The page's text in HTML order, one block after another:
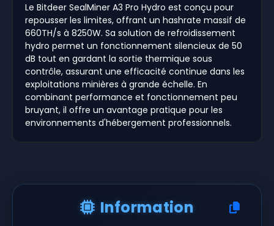
Le Bitdeer SealMiner A3 Pro Hydro est conçu pour
repousser les limites, offrant un hashrate massif de
660TH/s à 8250W. Sa solution de refroidissement
hydro permet un fonctionnement silencieux de 50
dB tout en gardant la sortie thermique sous
contrôle, assurant une efficacité continue dans les
exploitations minières à grande échelle. En
combinant performance et fonctionnement peu
bruyant, il offre un avantage pratique pour les
environnements d'hébergement professionnels.
Information